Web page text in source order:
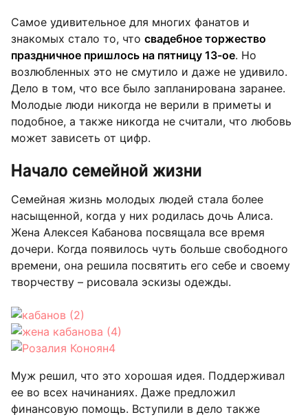
Самое удивительное для многих фанатов и
знакомых стало то, что свадебное торжество
праздничное пришлось на пятницу 13-ое. Но
возлюбленных это не смутило и даже не удивило.
Дело в том, что все было запланирована заранее.
Молодые люди никогда не верили в приметы и
подобное, а также никогда не считали, что любовь
может зависеть от цифр.
Начало семейной жизни
Семейная жизнь молодых людей стала более
насыщенной, когда у них родилась дочь Алиса.
Жена Алексея Кабанова посвящала все время
дочери. Когда появилось чуть больше свободного
времени, она решила посвятить его себе и своему
творчеству – рисовала эскизы одежды.
Муж решил, что это хорошая идея. Поддерживал
ее во всех начинаниях. Даже предложил
финансовую помощь. Вступили в дело также